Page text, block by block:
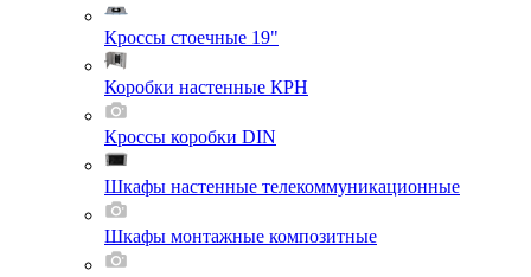
Кроссы стоечные 19"
Коробки настенные КРН
Кроссы коробки DIN
Шкафы настенные телекоммуникационные
Шкафы монтажные композитные